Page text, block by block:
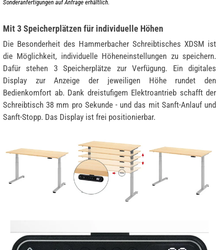
Sonderanfertigungen auf Anfrage erhältlich.
Mit 3 Speicherplätzen für individuelle Höhen
Die Besonderheit des Hammerbacher Schreibtisches XDSM ist
die Möglichkeit, individuelle Höheneinstellungen zu speichern.
Dafür stehen 3 Speicherplätze zur Verfügung. Ein digitales
Display zur Anzeige der jeweiligen Höhe rundet den
Bedienkomfort ab. Dank dreistufigem Elektroantrieb schafft der
Schreibtisch 38 mm pro Sekunde - und das mit Sanft-Anlauf und
Sanft-Stopp. Das Display ist frei positionierbar.